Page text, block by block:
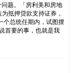
问题。「房利美和房地
抵押贷款支持证券，
个总统任期内，试图摆
首要的事，也就是我